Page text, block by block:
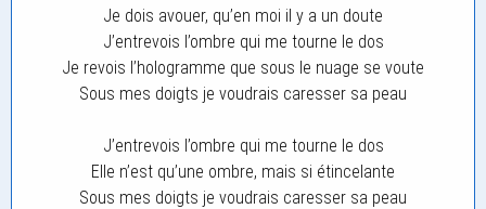
Je dois avouer, qu’en moi il y a un doute
J’entrevois l’ombre qui me tourne le dos
Je revois l’hologramme que sous le nuage se voute
Sous mes doigts je voudrais caresser sa peau
J’entrevois l’ombre qui me tourne le dos
Elle n’est qu’une ombre, mais si étincelante
Sous mes doigts je voudrais caresser sa peau